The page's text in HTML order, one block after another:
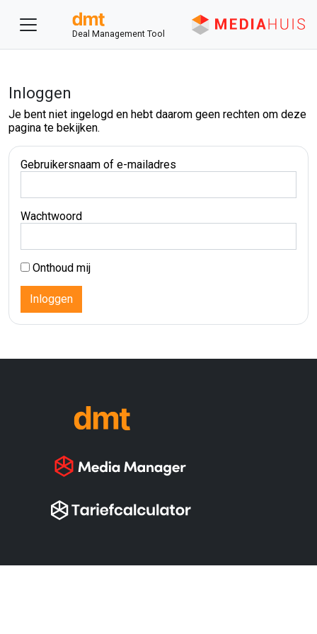
Deal Management Tool
Inloggen
Je bent niet ingelogd en hebt daarom geen rechten om deze
pagina te bekijken.
Gebruikersnaam of e-mailadres
Wachtwoord
Onthoud mij